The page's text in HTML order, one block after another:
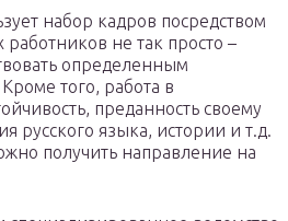
набор кадров посредством
не так просто –
определенным
того, работа в
преданность своему
русского языка, истории и т.д.
получить направление на